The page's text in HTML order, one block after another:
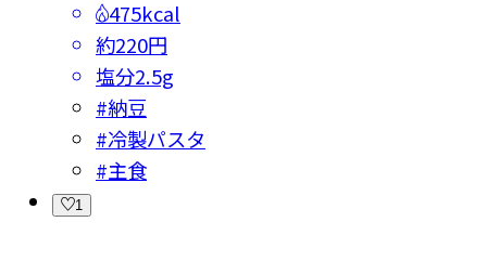
475kcal
約220円
塩分2.5g
#納豆
#冷製パスタ
#主食
1